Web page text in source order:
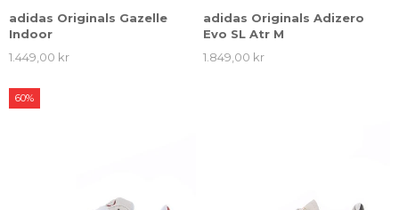
adidas Originals Gazelle
Indoor
1.449,00 kr
adidas Originals Adizero
Evo SL Atr M
1.849,00 kr
60%